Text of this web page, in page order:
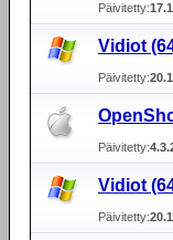
Päivitetty:
Vidiot
Päivitetty:
Päivitetty:
Vidiot
Päivitetty: